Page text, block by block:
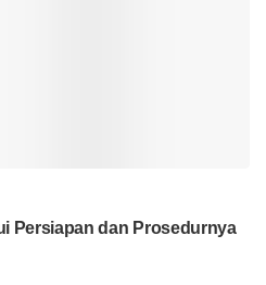
Persiapan dan Prosedurnya